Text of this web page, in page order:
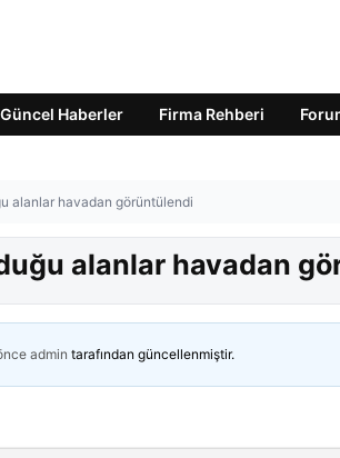
Güncel Haberler Firma Rehberi
alanlar havadan görüntülendi
alanlar havadan
admin tarafından güncellenmiştir.